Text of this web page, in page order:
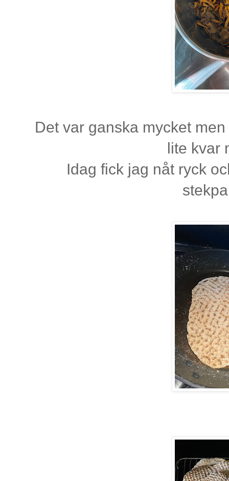
Det var ganska mycket
lite kvar
Idag fick jag nåt ryck